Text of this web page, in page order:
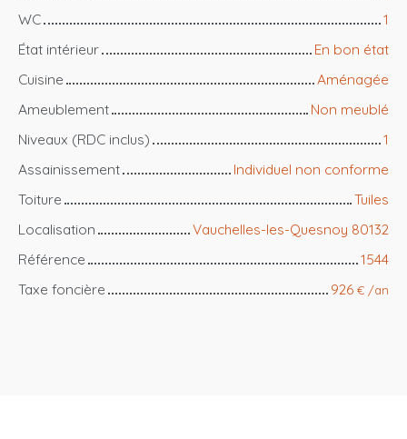
WC
1
État intérieur
En bon état
Cuisine
Aménagée
Ameublement
Non meublé
Niveaux (RDC inclus)
1
Assainissement
Individuel non conforme
Toiture
Tuiles
Localisation
Vauchelles-les-Quesnoy 80132
Référence
1544
Taxe foncière
926 € /an